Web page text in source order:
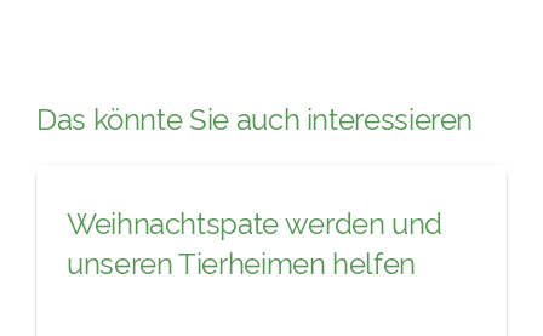
Das könnte Sie auch interessieren
Weihnachtspate werden und
unseren Tierheimen helfen